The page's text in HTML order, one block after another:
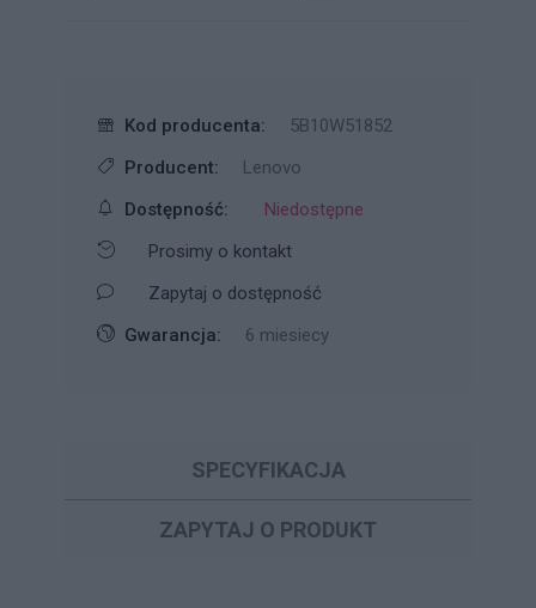
Kod producenta:
5B10W51852
Producent:
Lenovo
Dostępność:
Niedostępne
Prosimy o kontakt
Zapytaj o dostępność
Gwarancja:
6 miesiecy
SPECYFIKACJA
ZAPYTAJ O PRODUKT